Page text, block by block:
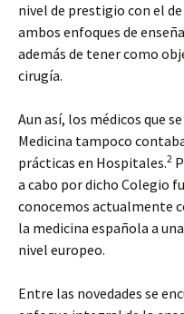
nivel de prestigio con el
ambos enfoques de
además de tener como
cirugía.
Aun así, los médicos que
Medicina tampoco
prácticas en Hospitales.2
a cabo por dicho Colegio
conocemos actualmente
la medicina española a
nivel europeo.
Entre las novedades se